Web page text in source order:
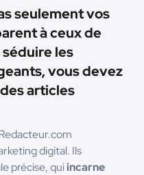
seulement vos
à ceux de
les
vous devez
articles
digital. Ils
précise, quiincarne